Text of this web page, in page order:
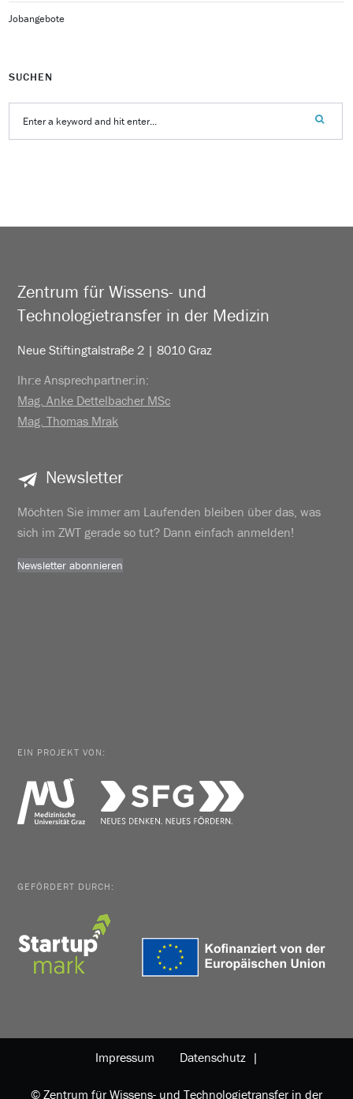
Jobangebote
SUCHEN
Zentrum für Wissens- und
Technologietransfer in der Medizin
Neue Stiftingtalstraße 2 | 8010 Graz
Ihr:e Ansprechpartner:in:
Mag. Anke Dettelbacher MSc
Mag. Thomas Mrak
Newsletter
Möchten Sie immer am Laufenden bleiben über das, was
sich im ZWT gerade so tut? Dann einfach anmelden!
Newsletter abonnieren
EIN PROJEKT VON:
GEFÖRDERT DURCH:
Impressum Datenschutz |
© Zentrum für Wissens- und Technologietransfer in der